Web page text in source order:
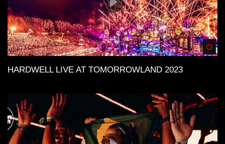
HARDWELL LIVE AT TOMORROWLAND 2023